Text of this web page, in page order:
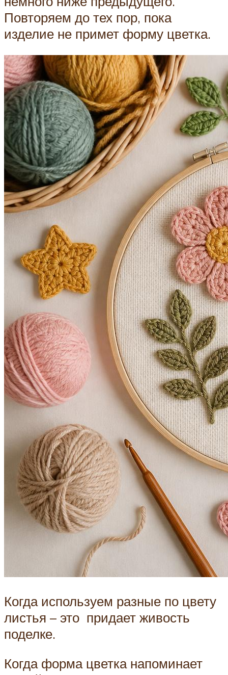
Повторяем до тех пор, пока
изделие не примет форму цветка.
Когда используем разные по цвету
листья – это придает живость
поделке.
Когда форма цветка напоминает